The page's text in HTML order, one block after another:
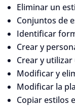
Eliminar un
Conjuntos de
Identificar
Crear y
Crear y
Modificar y
Modificar la
Copiar estilos